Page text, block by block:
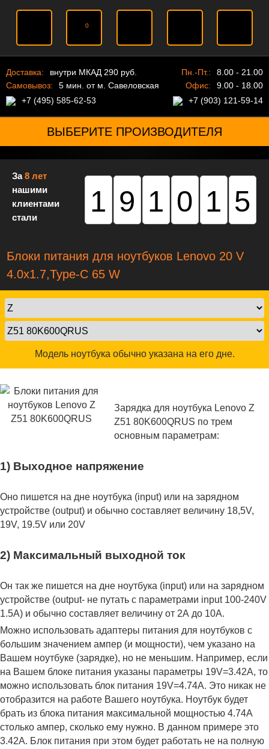
0
Доставка:
внутри МКАД 290 руб.
Самовывоз:
5 мин. от м. Савеловская
+7 (495) 585-62-53
Пн.-Пт.:
8.00 - 21.00
Офис:
9.00 - 18.00
+7 (903) 121-59-14
ВЫБЕРИТЕ ПРОИЗВОДИТЕЛЯ
За8 лет
нашими
клиентами
стали
191015
Блоки питания для ноутбуков Lenovo 20 V
4.0x1.7,Type-C 65 W
Модель ноутбука обычно указана на его дне.
Зарядка для ноутбука Lenovo Z
Z51 80K600QRUS по трем
основным параметрам:
1) Выходное напряжение
Оно пишется на дне ноутбука (input) или на зарядном
устройстве (output) и обычно составляет величину 18,5V,
19V, 19.5V или 20V
2) Максимальный выходной ток
Он так же пишется на дне ноутбука (input) или на зарядном
устройстве (output- не путать с параметрами input 100-240V
1.5A) и обычно составляет величину от 2А до 10A.
Можно использовать адаптеры питания для ноутбуков с
большим значением ампер (и мощности), чем указано на
Вашем ноутбуке (зарядке), но не меньшим. Например, если
на Вашем блоке питания указаны параметры 19V=3.42A, то
можно использовать блок питания 19V=4.74A. Это никак не
отобразится на работе Вашего ноутбука. Ноутбук будет
брать из блока питания максимальной мощностью 4.74А
столько ампер, сколько ему нужно. В данном примере это
3.42А. Блок питания при этом будет работать не на полную